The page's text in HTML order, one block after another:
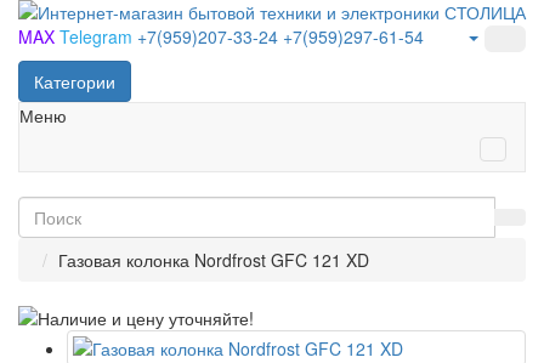
MAX Telegram +7(959)207-33-24 +7(959)297-61-54
Категории
Меню
Газовая колонка Nordfrost GFC 121 XD